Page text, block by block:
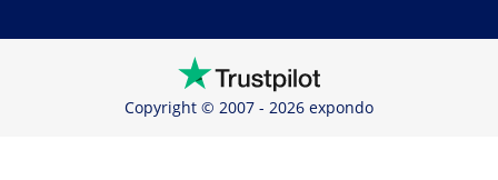
Copyright © 2007 - 2026 expondo